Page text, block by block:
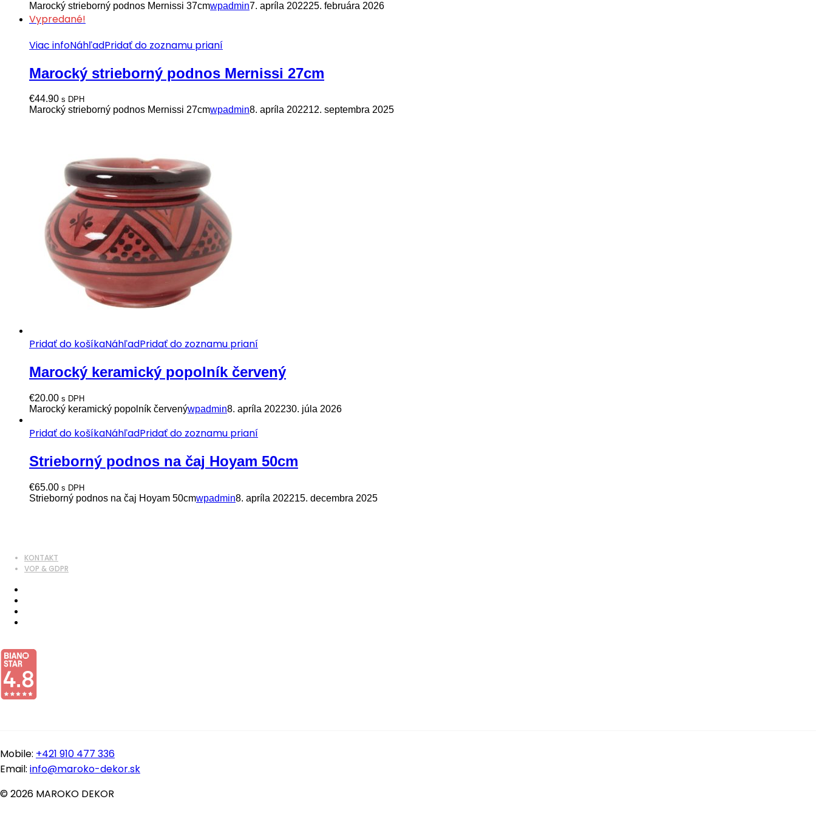
Marocký strieborný podnos Mernissi 37cmwpadmin7. apríla 202225. februára 2026
Vypredané!
Viac infoNáhľadPridať do zoznamu prianí
Marocký strieborný podnos Mernissi 27cm
€44.90 s DPH
Marocký strieborný podnos Mernissi 27cmwpadmin8. apríla 202212. septembra 2025
Pridať do košíkaNáhľadPridať do zoznamu prianí
Marocký keramický popolník červený
€20.00 s DPH
Marocký keramický popolník červenýwpadmin8. apríla 202230. júla 2026
Pridať do košíkaNáhľadPridať do zoznamu prianí
Strieborný podnos na čaj Hoyam 50cm
€65.00 s DPH
Strieborný podnos na čaj Hoyam 50cmwpadmin8. apríla 202215. decembra 2025
KONTAKT
VOP & GDPR
Mobile: +421 910 477 336
Email: info@maroko-dekor.sk
© 2026 MAROKO DEKOR